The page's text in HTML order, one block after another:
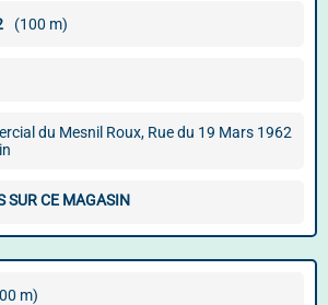
(100 m)
du Mesnil Roux, Rue du 19 Mars 1962
SUR CE MAGASIN
m)